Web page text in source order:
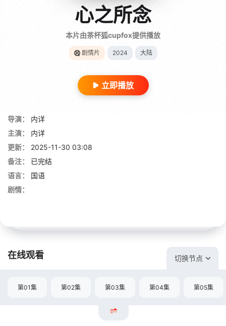
心之所念
本片由茶杯狐cupfox提供播放
剧情片 2024 大陆
立即播放
导演：
内详
主演：
内详
更新：
2025-11-30 03:08
备注：
已完结
语言：
国语
剧情：
在线观看 切换节点
第01集 第02集 第03集 第04集 第05集